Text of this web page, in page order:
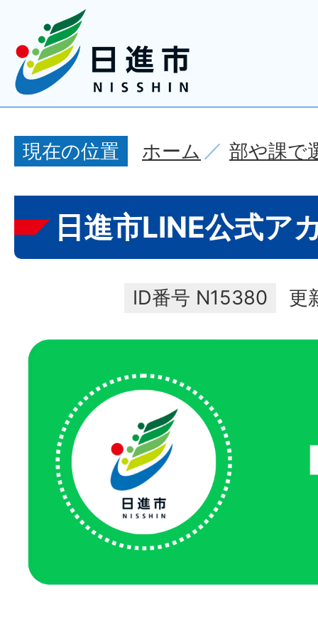
現在の位置 ホーム 部や課で
日進市LINE公式ア
ID番号 N15380 更